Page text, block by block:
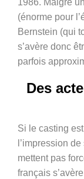
1986. Malgré
(énorme pour
Bernstein (qui
s’avère donc
parfois
Des
Si le casting
l’impression
mettent pas
français